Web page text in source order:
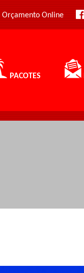
Orçamento Online
PACOTES